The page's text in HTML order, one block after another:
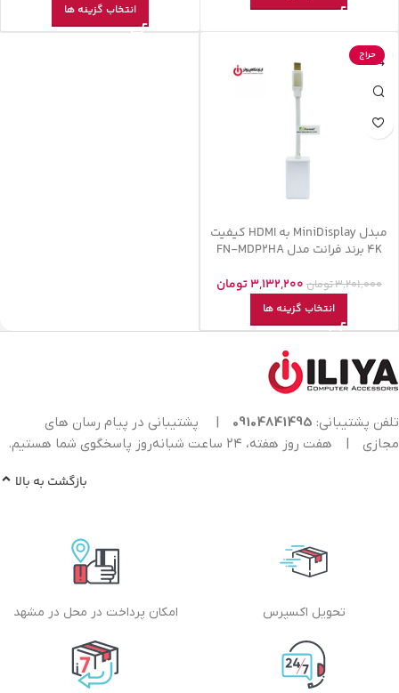
انتخاب گزینه ها
حراج
مبدل MiniDisplay به HDMI کیفیت
4K برند فرانت مدل FN-MDP2HA
3,201,000تومان 3,132,200تومان
انتخاب گزینه ها
تلفن پشتیبانی: 09104841495
|
پشتیبانی در پیام رسان های
مجازی
| هفت روز هفته، ۲۴ ساعت شبانه‌روز پاسخگوی شما هستیم.
بازگشت به بالا
تحویل اکسپرس امکان پرداخت در محل در مشهد